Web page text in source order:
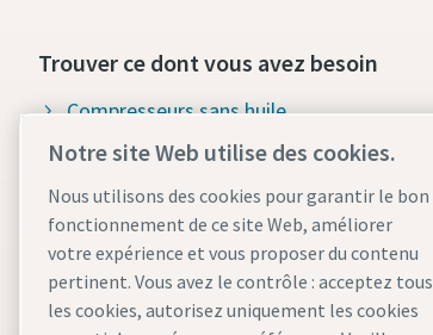
Trouver ce dont vous avez besoin
Compresseurs sans huile
Compresseurs à injection d'huile
Pièces et services pour
compresseurs
Compressed Air Wiki
Notre site Web utilise des cookies.
Nous utilisons des cookies pour garantir le bon
fonctionnement de ce site Web, améliorer
votre expérience et vous proposer du contenu
pertinent. Vous avez le contrôle : acceptez tous
les cookies, autorisez uniquement les cookies